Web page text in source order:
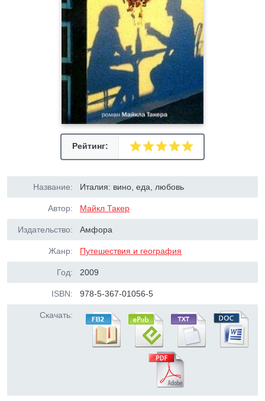
Рейтинг:
Название: Италия: вино, еда, любовь
Автор: Майкл Такер
Издательство: Амфора
Жанр: Путешествия и география
Год: 2009
ISBN: 978-5-367-01056-5
Скачать: